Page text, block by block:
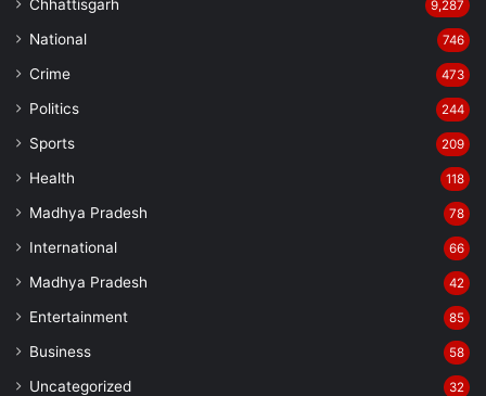
Chhattisgarh 9,287
National 746
Crime 473
Politics 244
Sports 209
Health 118
Madhya Pradesh 78
International 66
Madhya Pradesh 42
Entertainment 85
Business 58
Uncategorized 32